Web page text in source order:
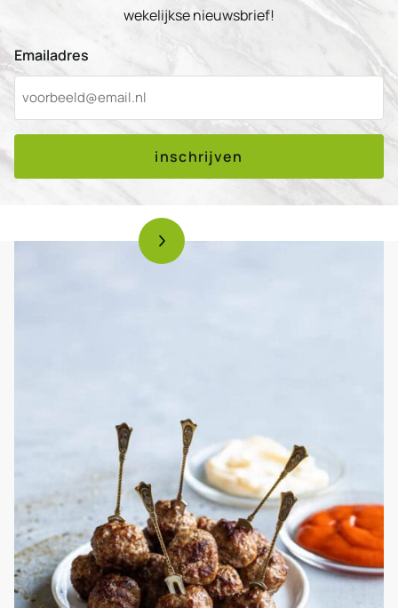
wekelijkse nieuwsbrief!
Emailadres
inschrijven